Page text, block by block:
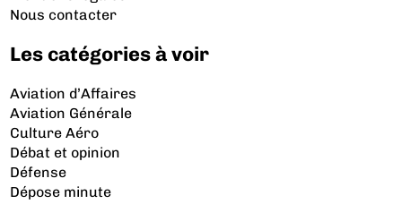
Nous contacter
Les catégories à voir
Aviation d’Affaires
Aviation Générale
Culture Aéro
Débat et opinion
Défense
Dépose minute